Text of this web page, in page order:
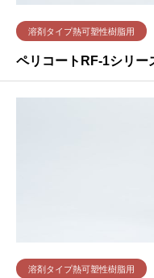
溶剤タイプ熱可塑性樹脂用
ペリコートRF-1シリー
溶剤タイプ熱可塑性樹脂用